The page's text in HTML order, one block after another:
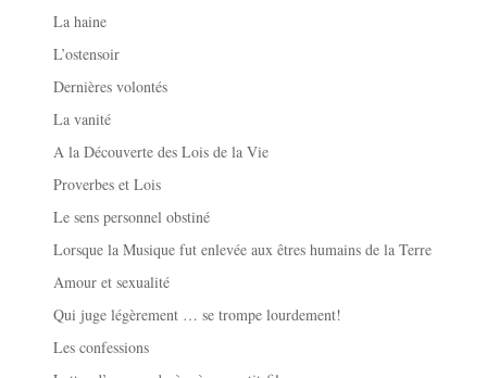
La haine
L’ostensoir
Dernières volontés
La vanité
A la Découverte des Lois de la Vie
Proverbes et Lois
Le sens personnel obstiné
Lorsque la Musique fut enlevée aux êtres humains de la Terre
Amour et sexualité
Qui juge légèrement … se trompe lourdement!
Les confessions